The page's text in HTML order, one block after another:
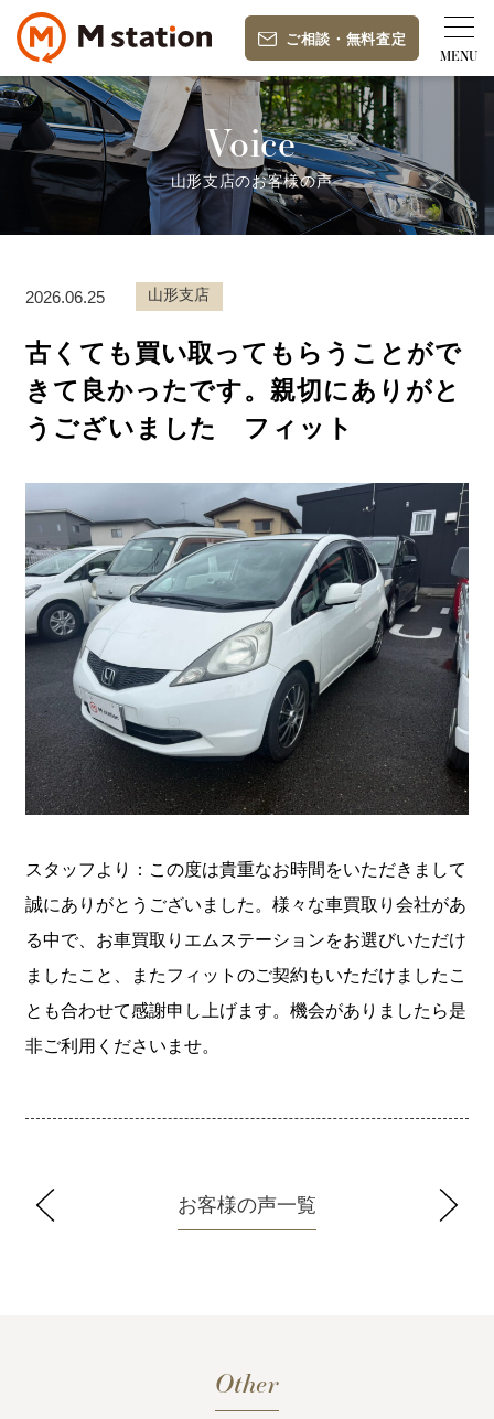
ご相談 ・ 無料査定
Voice
山形支店のお客様の声
2026.06.25 山形支店
古くても買い取ってもらうことがで
きて良かったです。親切にありがと
うございました フィット
スタッフより：この度は貴重なお時間をいただきまして
誠にありがとうございました。様々な車買取り会社があ
る中で、お車買取りエムステーションをお選びいただけ
ましたこと、またフィットのご契約もいただけましたこ
とも合わせて感謝申し上げます。機会がありましたら是
非ご利用くださいませ。
お客様の声一覧
Other